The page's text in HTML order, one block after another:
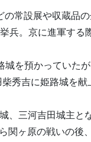
常設展や収蔵品の
兵。京に進軍する
を預かっていた
秀吉に姫路城を
、三河吉田城主と
関ヶ原の戦いの後